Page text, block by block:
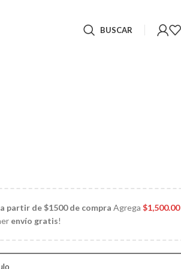
BUSCAR
partir de $1500 de compra Agrega$1,500.00
envío gratis!